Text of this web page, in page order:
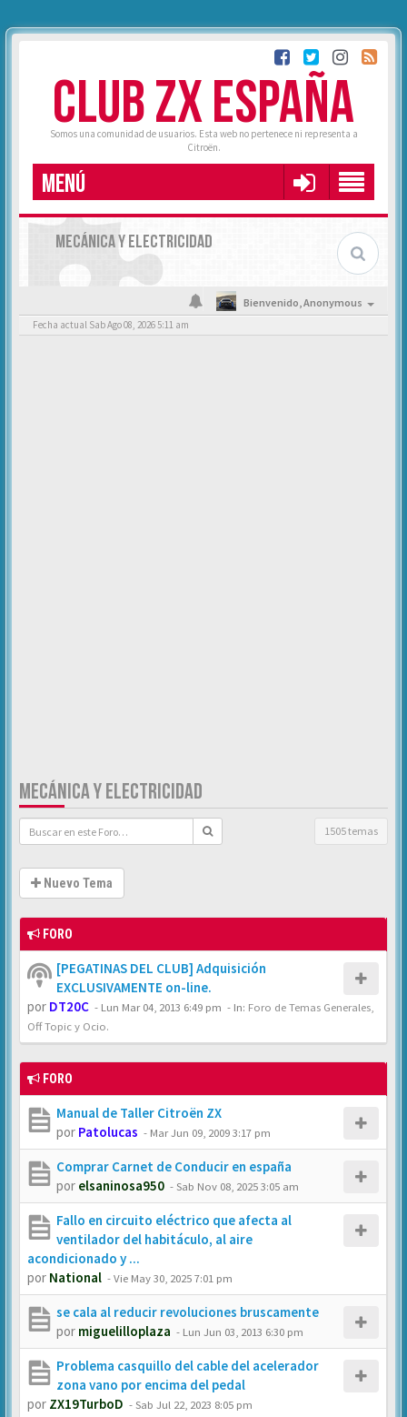
CLUB ZX ESPAÑA
Somos una comunidad de usuarios. Esta web no pertenece ni representa a
Citroën.
MENÚ
MECÁNICA Y ELECTRICIDAD
Bienvenido,Anonymous
Fecha actual Sab Ago 08, 2026 5:11 am
MECÁNICA Y ELECTRICIDAD
1505 temas
Nuevo Tema
FORO
[PEGATINAS DEL CLUB] Adquisición
EXCLUSIVAMENTE on-line.
por DT20C - Lun Mar 04, 2013 6:49 pm - In: Foro de Temas Generales,
Off Topic y Ocio.
FORO
Manual de Taller Citroën ZX
por Patolucas - Mar Jun 09, 2009 3:17 pm
Comprar Carnet de Conducir en españa
por elsaninosa950 -Sab Nov 08, 2025 3:05 am
Fallo en circuito eléctrico que afecta al
ventilador del habitáculo, al aire
acondicionado y ...
por National -Vie May 30, 2025 7:01 pm
se cala al reducir revoluciones bruscamente
por miguelilloplaza - Lun Jun 03, 2013 6:30 pm
Problema casquillo del cable del acelerador
zona vano por encima del pedal
por ZX19TurboD -Sab Jul 22, 2023 8:05 pm